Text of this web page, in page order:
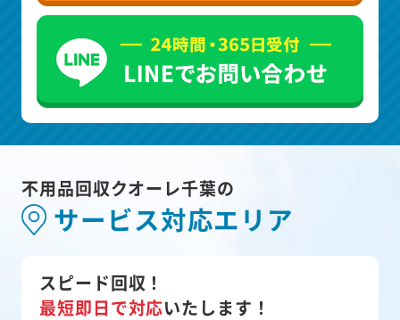
不用品回収クオーレ千葉の
サービス対応エリア
スピード回収！
最短即日で対応いたします！